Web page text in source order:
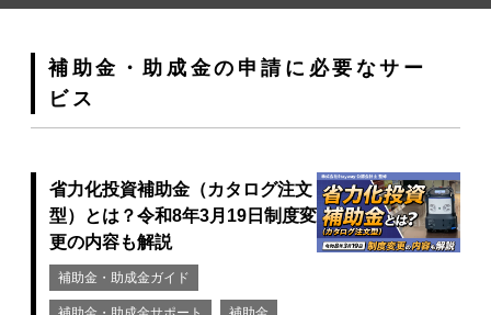
補助金・助成金の申請に必要なサー
ビス
省力化投資補助金（カタログ注文
型）とは？令和8年3月19日制度変
更の内容も解説
補助金・助成金ガイド